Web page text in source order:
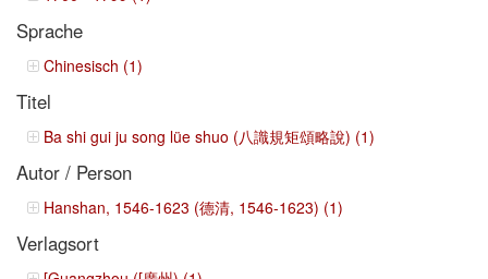
Sprache
Chinesisch (1)
Titel
Ba shi gui ju song lüe shuo (八識規矩頌略說) (1)
Autor / Person
Hanshan, 1546-1623 (德清, 1546-1623) (1)
Verlagsort